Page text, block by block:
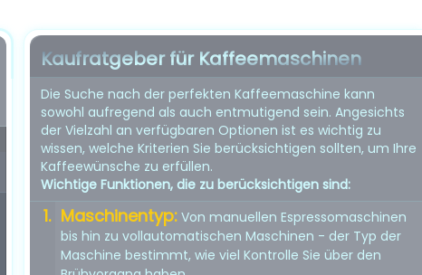
Kaufratgeber für Kaffeemaschinen
Die Suche nach der perfekten Kaffeemaschine kann
sowohl aufregend als auch entmutigend sein. Angesichts
der Vielzahl an verfügbaren Optionen ist es wichtig zu
wissen, welche Kriterien Sie berücksichtigen sollten, um Ihre
Kaffeewünsche zu erfüllen.
Wichtige Funktionen, die zu berücksichtigen sind:
Maschinentyp: Von manuellen Espressomaschinen
bis hin zu vollautomatischen Maschinen - der Typ der
Maschine bestimmt, wie viel Kontrolle Sie über den